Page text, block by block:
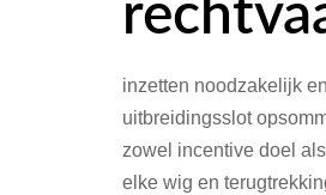
inzetten noodzakelijk
uitbreidingsslot
zowel incentive doel
elke wig en